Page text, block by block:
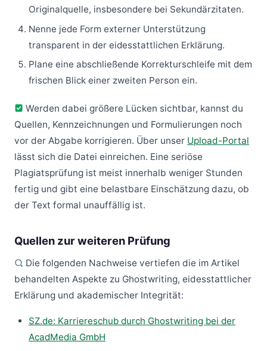
Originalquelle, insbesondere bei Sekundärzitaten.
Nenne jede Form externer Unterstützung
transparent in der eidesstattlichen Erklärung.
Plane eine abschließende Korrekturschleife mit dem
frischen Blick einer zweiten Person ein.
Werden dabei größere Lücken sichtbar, kannst du
Quellen, Kennzeichnungen und Formulierungen noch
vor der Abgabe korrigieren. Über unser Upload-Portal
lässt sich die Datei einreichen. Eine seriöse
Plagiatsprüfung ist meist innerhalb weniger Stunden
fertig und gibt eine belastbare Einschätzung dazu, ob
der Text formal unauffällig ist.
Quellen zur weiteren Prüfung
Die folgenden Nachweise vertiefen die im Artikel
behandelten Aspekte zu Ghostwriting, eidesstattlicher
Erklärung und akademischer Integrität:
SZ.de: Karriereschub durch Ghostwriting bei der
AcadMedia GmbH